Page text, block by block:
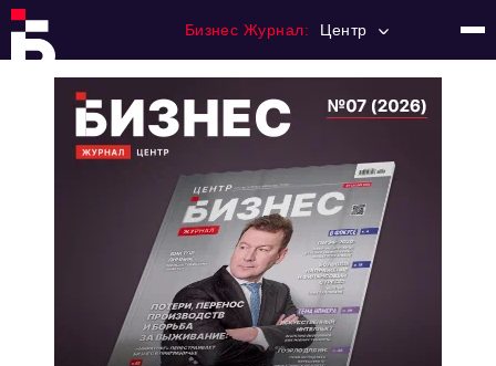
Бизнес Журнал: Центр
Регулирование